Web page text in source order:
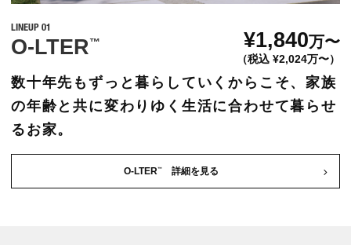
LINEUP 01
O-LTER™ ¥1,840万〜
（税込 ¥2,024万〜）
数十年先もずっと暮らしていくからこそ、家族
の年齢と共に変わりゆく生活に合わせて暮らせ
るお家。
O-LTER™詳細を見る